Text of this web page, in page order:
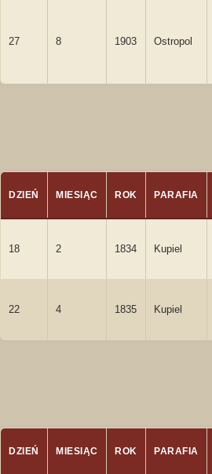
27 8 1903 Ostropol
DZIEŃ MIESIĄC ROK PARAFIA
18 2 1834 Kupiel
22 4 1835 Kupiel
DZIEŃ MIESIĄC ROK PARAFIA